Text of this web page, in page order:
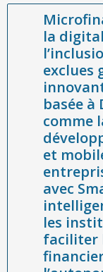
Microfinance en
l’inclusion
innovantes de
reconnue comme
d’applications
publiques en
intelligente
microfinance,
accélérer
africaines exclues
la
exclues
basée à
comme
et
avec
les
faciliter